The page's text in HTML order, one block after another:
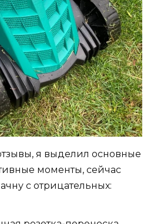
я выделил основные
моменты, сейчас
с отрицательных: